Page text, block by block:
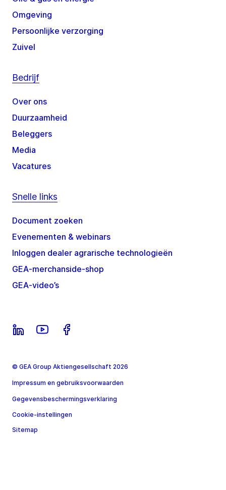
Omgeving
Persoonlijke verzorging
Zuivel
Bedrijf
Over ons
Duurzaamheid
Beleggers
Media
Vacatures
Snelle links
Document zoeken
Evenementen & webinars
Inloggen dealer agrarische technologieën
GEA-merchanside-shop
GEA-video’s
© GEA Group Aktiengesellschaft 2026
Impressum en gebruiksvoorwaarden
Gegevensbeschermingsverklaring
Cookie-instellingen
Sitemap